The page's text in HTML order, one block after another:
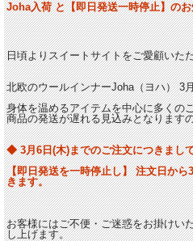
Joha入荷 と【即日発送一時停止】の
日頃よりスイートサイトをご愛顧いた
北欧のウールインナーJoha（ヨハ） 3
身体を温めるアイテムを中心に多くの
商品の発送が遅れる見込みとなります
◆ 3月6日(木)までのご注文につきまし
【即日発送を一時停止し】 注文日か
きます。
お客様にはご不便・ご迷惑をお掛けい
し上げます。